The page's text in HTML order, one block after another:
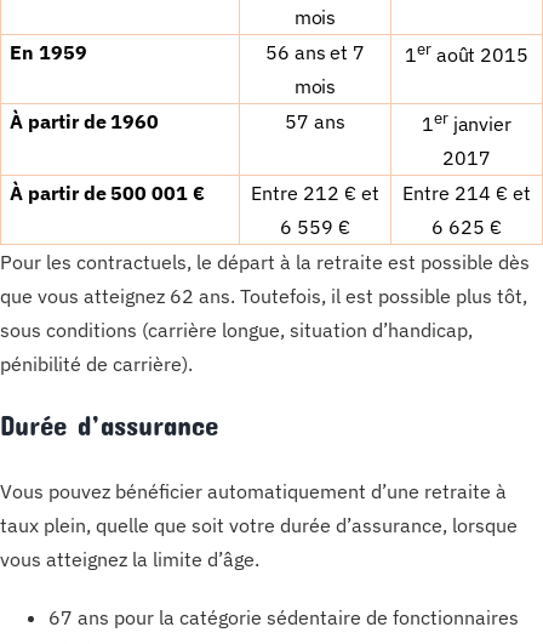
mois
En 1959
56 ans et 7
mois
1er août 2015
À partir de 1960 57 ans 1er janvier
2017
À partir de 500 001 € Entre 212 € et
6 559 €
Entre 214 € et
6 625 €
Pour les contractuels, le départ à la retraite est possible dès
que vous atteignez 62 ans. Toutefois, il est possible plus tôt,
sous conditions (carrière longue, situation d’handicap,
pénibilité de carrière).
Durée d’assurance
Vous pouvez bénéficier automatiquement d’une retraite à
taux plein, quelle que soit votre durée d’assurance, lorsque
vous atteignez la limite d’âge.
67 ans pour la catégorie sédentaire de fonctionnaires